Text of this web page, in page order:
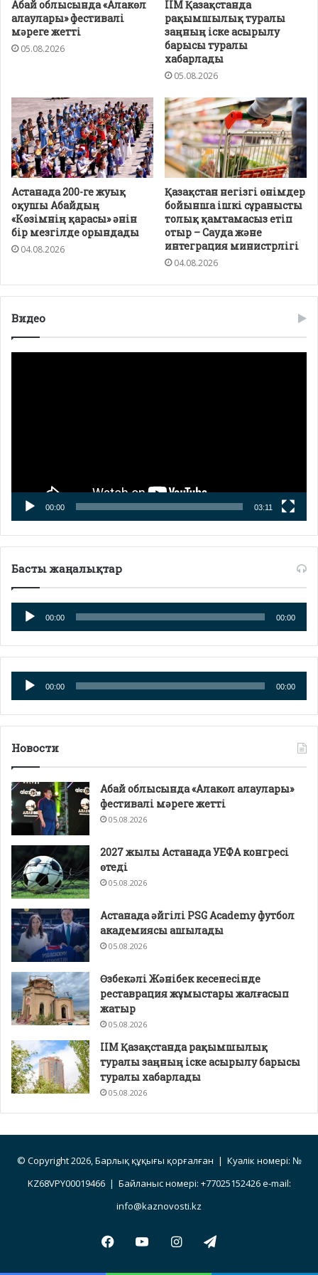
Абай облысында «Алакөл
алаулары» фестивалі
мәреге жетті
05.08.2026
ІІМ Қазақстанда
рақымшылық туралы
заңның іске асырылу
барысы туралы
хабарлады
05.08.2026
Астанада 200-ге жуық
оқушы Абайдың
«Көзімнің қарасы» әнін
бір мезгілде орындады
04.08.2026
Қазақстан негізгі өнімдер
бойынша ішкі сұранысты
толық қамтамасыз етіп
отыр – Сауда және
интеграция министрлігі
04.08.2026
Видео
00:00 03:11
Басты жаңалықтар
Аудио
плейер
00:00 00:00
Аудио
плейер
00:00 00:00
Новости
Абай облысында «Алакөл алаулары»
фестивалі мәреге жетті
05.08.2026
2027 жылы Астанада УЕФА конгресі
өтеді
05.08.2026
Астанада әйгілі PSG Academy футбол
академиясы ашылады
05.08.2026
Өзбекәлі Жәнібек кесенесінде
реставрация жұмыстары жалғасып
жатыр
05.08.2026
ІІМ Қазақстанда рақымшылық
туралы заңның іске асырылу барысы
туралы хабарлады
05.08.2026
© Copyright 2026, Барлық құқығы қорғалған | Куәлік номері: №
KZ68VPY00019466 | Байланыс номері: +77025152426 e-mail:
info@kaznovosti.kz
Facebook
YouTubeInstagramTelegram